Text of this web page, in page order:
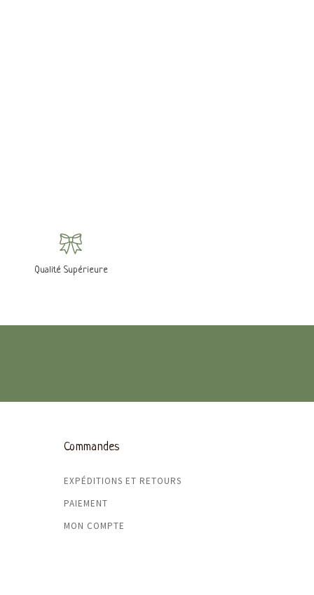
Qualité Supérieure
Commandes
EXPÉDITIONS ET RETOURS
PAIEMENT
MON COMPTE